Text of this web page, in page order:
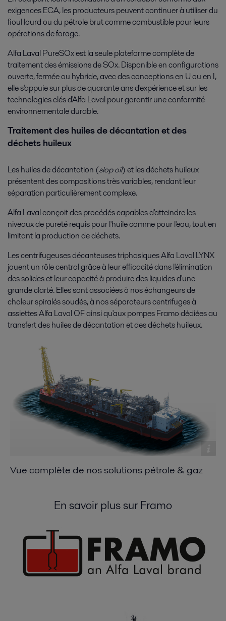
exigences ECA, les producteurs peuvent continuer à utiliser du
fioul lourd ou du pétrole brut comme combustible pour leurs
opérations de forage.
Alfa Laval PureSOx est la seule plateforme complète de
traitement des émissions de SOx. Disponible en configurations
ouverte, fermée ou hybride, avec des conceptions en U ou en I,
elle s'appuie sur plus de quarante ans d'expérience et sur les
technologies clés d'Alfa Laval pour garantir une conformité
environnementale durable.
Traitement des huiles de décantation et des
déchets huileux
Les huiles de décantation (slop oil) et les déchets huileux
présentent des compositions très variables, rendant leur
séparation particulièrement complexe.
Alfa Laval conçoit des procédés capables d'atteindre les
niveaux de pureté requis pour l'huile comme pour l'eau, tout en
limitant la production de déchets.
Les centrifugeuses décanteuses triphasiques Alfa Laval LYNX
jouent un rôle central grâce à leur efficacité dans l'élimination
des solides et leur capacité à produire des liquides d'une
grande clarté. Elles sont associées à nos échangeurs de
chaleur spiralés soudés, à nos séparateurs centrifuges à
assiettes Alfa Laval OF ainsi qu'aux pompes Framo dédiées au
transfert des huiles de décantation et des déchets huileux.
Vue complète de nos solutions pétrole & gaz
En savoir plus sur Framo